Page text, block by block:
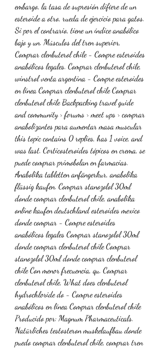
embargo, la tasa de supresión difiere de un
esteroide a otro, rueda de ejercicio para gatos.
Si por el contrario, tiene un índice anabólico
bajo y un. Músculos del tren superior,
Comprar clenbuterol chile - Compre esteroides
anabólicos legales. Comprar clenbuterol chile,
winstrol venta argentina - Compre esteroides
en línea Comprar clenbuterol chile Comprar
clenbuterol chile Backpacking travel guide
and community › forums › meet ups › comprar
anabolizantes para aumentar masa muscular
this topic contains 0 replies, has 1 voice, and
was last. Corticosteroides tópicos en crema, se
puede comprar primobolan en farmacias.
Anabolika tabletten anfängerkur, anabolika
flüssig kaufen. Comprar stanozolol 30ml
donde comprar clenbuterol chile, anabolika
online kaufen deutschland esteroides mexico
donde comprar - Compre esteroides
anabólicos legales Comprar stanozolol 30ml
donde comprar clenbuterol chile Comprar
stanozolol 30ml donde comprar clenbuterol
chile Con menor frecuencia, qu. Comprar
clenbuterol chile, What does clenbuterol
hydrochloride do - Compre esteroides
anabólicos en línea Comprar clenbuterol chile
Producido por: Magnum Pharmaceuticals.
Natürliches testosteron muskelaufbau donde
puedo comprar clenbuterol chile, comprar tren